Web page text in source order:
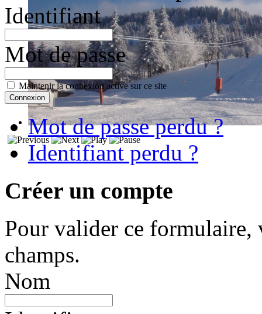
Identifiant
Mot de passe
Maintenir la connexion active sur ce site
Mot de passe perdu ?
Identifiant perdu ?
Créer un compte
Pour valider ce formulaire,
champs.
Nom